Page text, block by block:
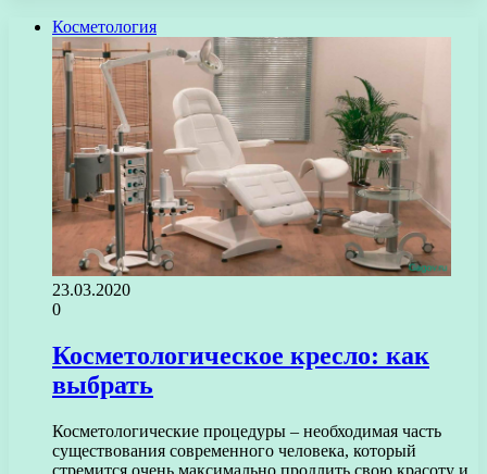
Косметология
23.03.2020
0
Косметологическое кресло: как
выбрать
Косметологические процедуры – необходимая часть
существования современного человека, который
стремится очень максимально продлить свою красоту и